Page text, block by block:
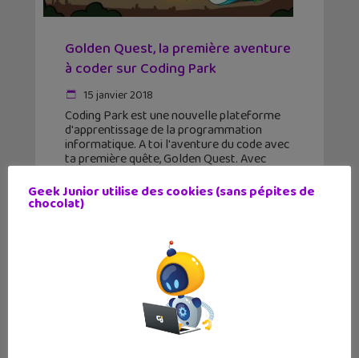
Golden Quest, la première aventure
à coder sur Coding Park
15 janvier 2018
Coding Park est une nouvelle plateforme
d'apprentissage de la programmation
informatique. A toi l'aventure du code avec
ta première quête, Golden Quest. Avec
de type Scratch où tu vas
Geek Junior utilise des cookies (sans pépites de
chocolat)